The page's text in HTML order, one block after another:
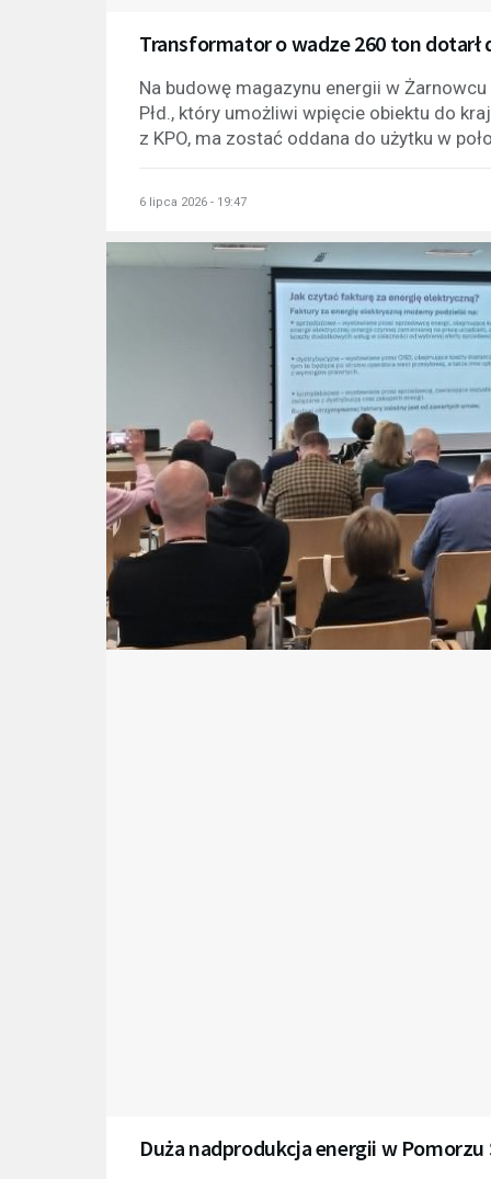
Transformator o wadze 260 ton
Na budowę magazynu energii w
Płd., który umożliwi wpięcie obiektu do
z KPO, ma zostać oddana do użytku w
6 lipca 2026 - 19:47
Duża nadprodukcja energii w